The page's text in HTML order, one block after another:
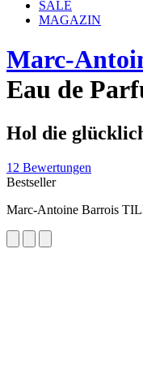
SALE
MAGAZIN
Marc-
Eau de
Hol die
12 Bewertungen
Bestseller
Marc-Antoine Barrois